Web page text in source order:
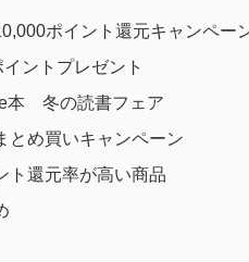
ポイント還元キャンペー
イントプレゼント
本 冬の読書フェア
とめ買いキャンペーン
ト還元率が高い商品